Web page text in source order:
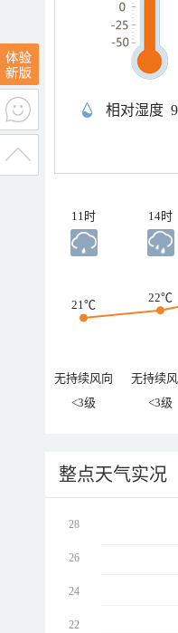
相对湿度
11时 14时
21℃
22℃
无持续风向 无持续
<3级
<3级
整点天气实况
28
26
24
22